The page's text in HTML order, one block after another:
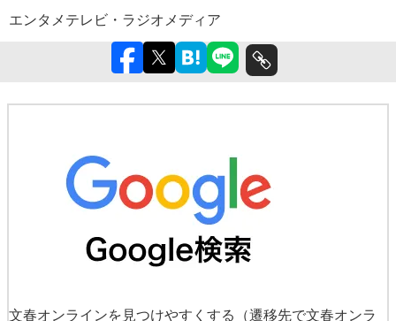
エンタメ テレビ・ラジオ メディア
文春オンラインを見つけやすくする （遷移先で文春オンラ